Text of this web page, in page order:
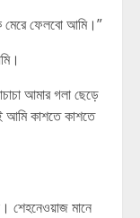
মেরে ফেলবো আমি।”
আমার গলা ছেড়ে
আমি কাশতে কাশতে
শেহনেওয়াজ মানে